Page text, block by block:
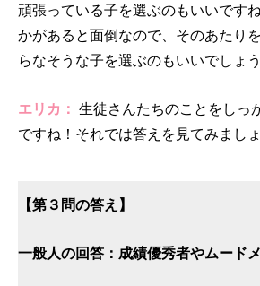
頑張っている子を選ぶのもいいです
かがあると面倒なので、そのあたり
らなそうな子を選ぶのもいいでしょう
エリカ： 生徒さんたちのことをしっ
ですね！それでは答えを見てみましょ
【第３問の答え】
一般人の回答：成績優秀者やムード